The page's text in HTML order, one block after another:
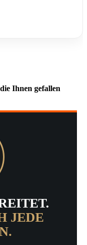
Ihnen gefallen
JEDE